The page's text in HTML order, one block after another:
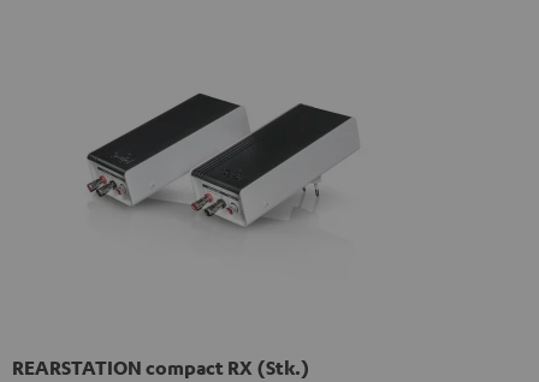
REARSTATION compact RX (Stk.)